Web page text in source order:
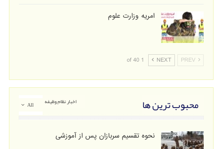
امریه وزارت علوم
PREV
NEXT
1 of 40
All محبوب ترین ها اخبار نظام وظیفه
نحوه تقسیم سربازان پس از آموزشی